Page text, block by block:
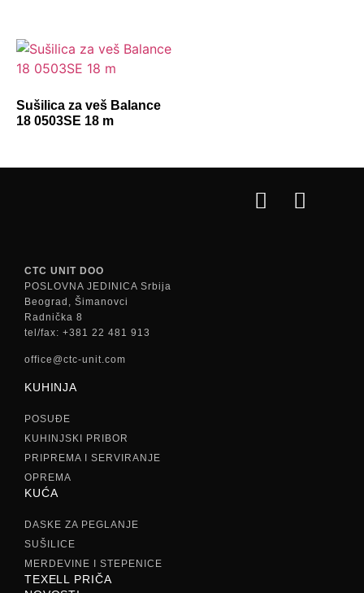
Sušilica za veš Balance
18 0503SE 18 m
CTC UNIT DOO
POSLOVNA JEDINICA Srbija
Beograd, Šimanovci
Radnička 8
tel/fax: +381 22 481 913
office@ctc-unit.com
KUHINJA
POSUĐE
KUHINJSKI PRIBOR
PRIPREMA I SERVIRANJE
OPREMA
KUĆA
DASKE ZA PEGLANJE
SUŠILICE
MERDEVINE I STEPENICE
TEXELL PRIČA